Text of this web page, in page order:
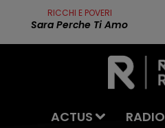
RICCHI E POVERI
Sara Perche Ti Amo
ACTUS RADIO